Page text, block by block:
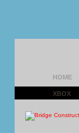
HOME
XBOX